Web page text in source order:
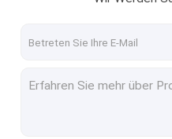
Transformator-Folien-
Transformator-Spulen-